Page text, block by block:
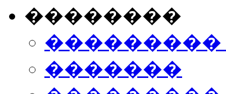
��������
���������
�������